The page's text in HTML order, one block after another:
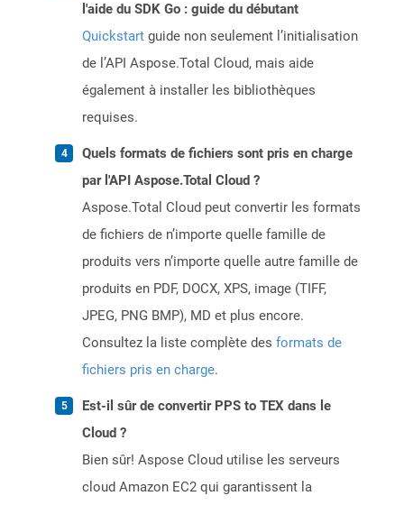
l'aide du SDK Go : guide du débutant
Quickstart guide non seulement l’initialisation
de l’API Aspose.Total Cloud, mais aide
également à installer les bibliothèques
requises.
Quels formats de fichiers sont pris en charge
par l'API Aspose.Total Cloud ?
Aspose.Total Cloud peut convertir les formats
de fichiers de n’importe quelle famille de
produits vers n’importe quelle autre famille de
produits en PDF, DOCX, XPS, image (TIFF,
JPEG, PNG BMP), MD et plus encore.
Consultez la liste complète des formats de
fichiers pris en charge.
Est-il sûr de convertir PPS to TEX dans le
Cloud ?
Bien sûr! Aspose Cloud utilise les serveurs
cloud Amazon EC2 qui garantissent la